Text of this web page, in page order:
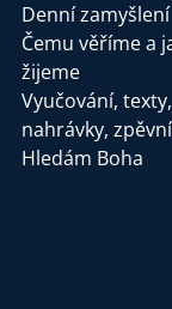
Denní zamyšlení
Čemu věříme a
žijeme
Vyučování, texty,
nahrávky,
Hledám Boha